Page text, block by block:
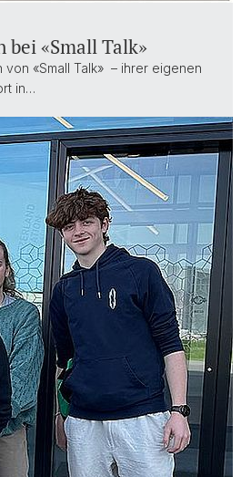
«Small Talk»
«Small Talk» – ihrer eigenen
in…